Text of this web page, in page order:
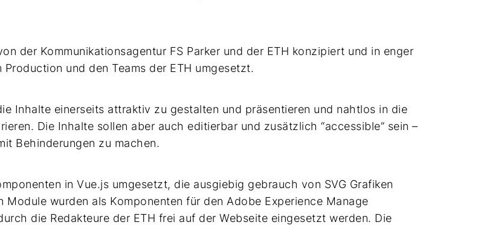
der Kommunikationsagentur FS Parker und der ETH konzipiert und in enger
Production und den Teams der ETH umgesetzt.
Inhalte einerseits attraktiv zu gestalten und präsentieren und nahtlos in die
Die Inhalte sollen aber auch editierbar und zusätzlich “accessible” sein –
Behinderungen zu machen.
in Vue.js umgesetzt, die ausgiebig gebrauch von SVG Grafiken
Module wurden als Komponenten für den Adobe Experience Manage
die Redakteure der ETH frei auf der Webseite eingesetzt werden. Die